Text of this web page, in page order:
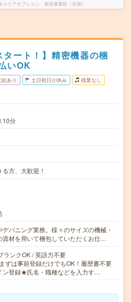
ャリアオプション 製造事業部（全国）
タート！】精密機器の梱
いOK
あり 土日祝日が休み 残業なし
10分
方、大歓迎！
バニング業務。様々のサイズの機械・
資材を用いて梱包していただくお仕…
ランクOK / 英語力不要
ずは事前登録だけでもOK！履歴書不要
ン登録★氏名・職種などを入力す…